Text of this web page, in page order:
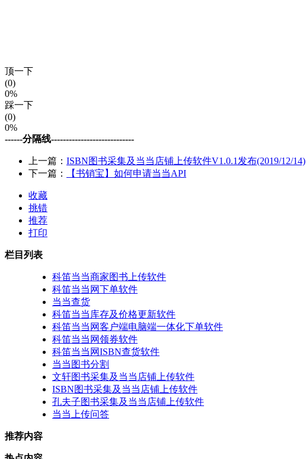
顶一下
(0)
0%
踩一下
(0)
0%
------分隔线----------------------------
上一篇： ISBN图书采集及当当店铺上传软件V1.0.1发布(2019/12/14)
下一篇：
【书销宝】如何申请当当API
收藏
挑错
推荐
打印
栏目列表
科笛当当商家图书上传软件
科笛当当网下单软件
当当查货
科笛当当库存及价格更新软件
科笛当当网客户端电脑端一体化下单软件
科笛当当网领券软件
科笛当当网ISBN查货软件
当当图书分割
文轩图书采集及当当店铺上传软件
ISBN图书采集及当当店铺上传软件
孔夫子图书采集及当当店铺上传软件
当当上传问答
推荐内容